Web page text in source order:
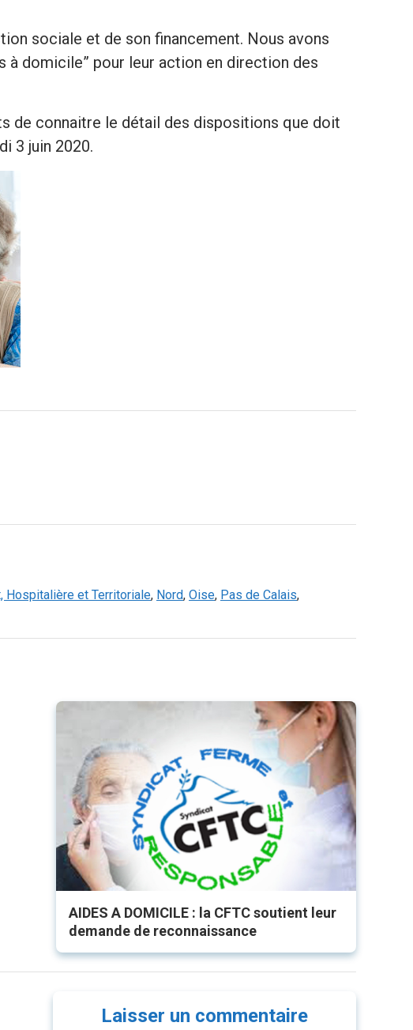
sociale et de son financement. Nous avons
à domicile” pour leur action en direction des
de connaitre le détail des dispositions que doit
3 juin 2020.
Hospitalière et Territoriale, Nord, Oise, Pas de Calais,
AIDES A DOMICILE : la CFTC soutient leur
demande de reconnaissance
Laisser un commentaire